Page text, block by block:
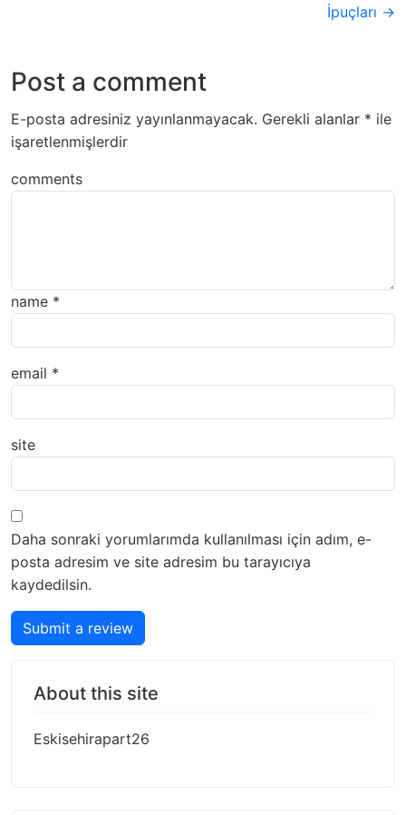
İpuçları →
Post a comment
E-posta adresiniz yayınlanmayacak. Gerekli alanlar * ile
işaretlenmişlerdir
comments
name *
email *
site
Daha sonraki yorumlarımda kullanılması için adım, e-
posta adresim ve site adresim bu tarayıcıya
kaydedilsin.
Submit a review
About this site
Eskisehirapart26